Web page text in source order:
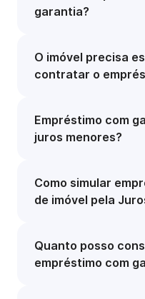
garantia?
O imóvel precisa
contratar o
Empréstimo com
juros menores?
Como simular
de imóvel pela
Quanto posso
empréstimo com